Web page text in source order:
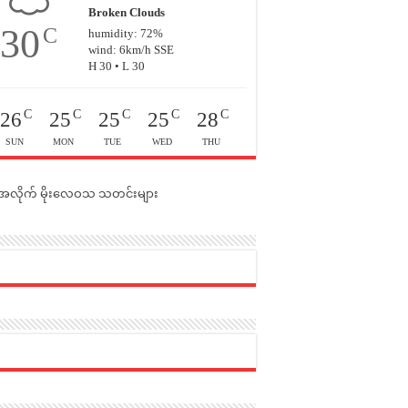
30C
Broken Clouds
humidity: 72%
wind: 6km/h SSE
H 30 • L 30
26 C
SUN
25 C
MON
25 C
TUE
25 C
WED
28 C
THU
လိုက် မိုးလေဝသ သတင်းများ